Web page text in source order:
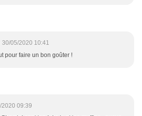
30/05/2020 10:41
pour faire un bon goûter !
2020 09:39